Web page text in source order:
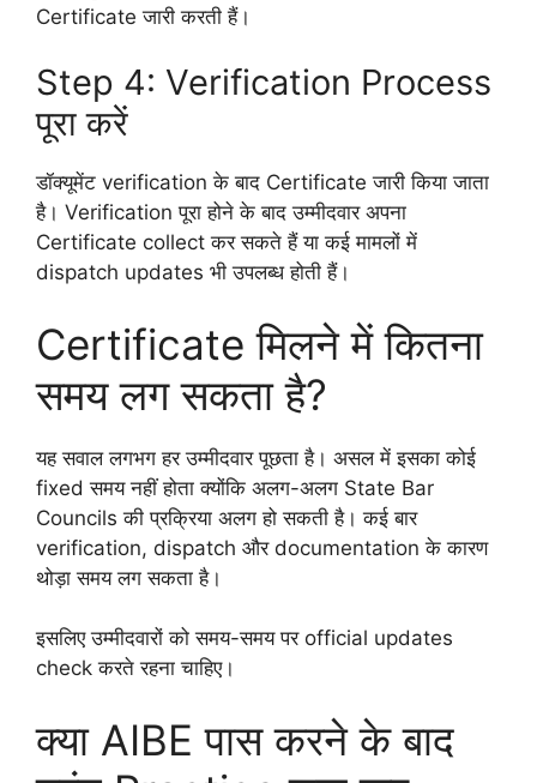
Certificate जारी करती हैं।
Step 4: Verification Process
पूरा करें
डॉक्यूमेंट verification के बाद Certificate जारी किया जाता
है। Verification पूरा होने के बाद उम्मीदवार अपना
Certificate collect कर सकते हैं या कई मामलों में
dispatch updates भी उपलब्ध होती हैं।
Certificate मिलने में कितना
समय लग सकता है?
यह सवाल लगभग हर उम्मीदवार पूछता है। असल में इसका कोई
fixed समय नहीं होता क्योंकि अलग-अलग State Bar
Councils की प्रक्रिया अलग हो सकती है। कई बार
verification, dispatch और documentation के कारण
थोड़ा समय लग सकता है।
इसलिए उम्मीदवारों को समय-समय पर official updates
check करते रहना चाहिए।
क्या AIBE पास करने के बाद